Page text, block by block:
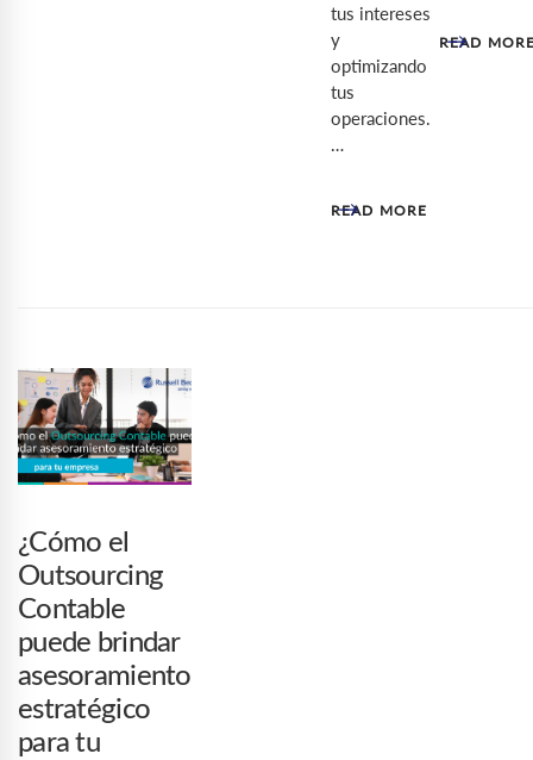
tus intereses
y
optimizando
tus
operaciones.
…
READ MORE
READ
¿Cómo el
Outsourcing
Contable
puede brindar
asesoramiento
estratégico
para tu